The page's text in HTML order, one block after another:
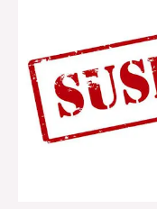
ऑफिसर
सस्पेंड